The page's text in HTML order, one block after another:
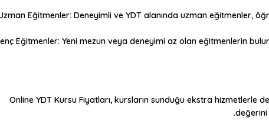
Eğitmenler: Deneyimli ve YDT alanında uzman eğitmenler,
Eğitmenler: Yeni mezun veya deneyimi az olan eğitmenlerin
Online YDT Kursu Fiyatları, kursların sunduğu ekstra hizmetlerle
değerini